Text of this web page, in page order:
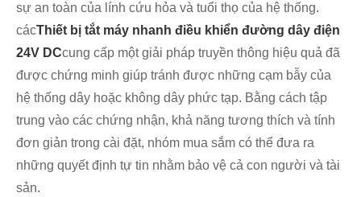
sự an toàn của lính cứu hỏa và tuổi thọ của hệ thống.
cácThiết bị tắt máy nhanh điều khiển đường dây điện
24V DCcung cấp một giải pháp truyền thông hiệu quả đã
được chứng minh giúp tránh được những cạm bẫy của
hệ thống dây hoặc không dây phức tạp. Bằng cách tập
trung vào các chứng nhận, khả năng tương thích và tính
đơn giản trong cài đặt, nhóm mua sắm có thể đưa ra
những quyết định tự tin nhằm bảo vệ cả con người và tài
sản.